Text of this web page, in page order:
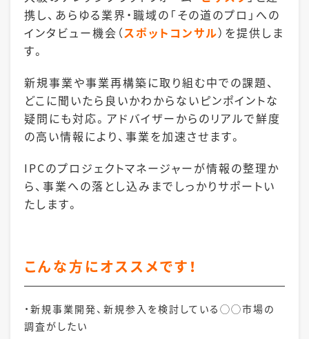
携し、あらゆる業界・職域の「その道のプロ」への
インタビュー機会（スポットコンサル）を提供しま
す。
新規事業や事業再構築に取り組む中での課題、
どこに聞いたら良いかわからないピンポイントな
疑問にも対応。アドバイザーからのリアルで鮮度
の高い情報により、事業を加速させます。
IPCのプロジェクトマネージャーが情報の整理か
ら、事業への落とし込みまでしっかりサポートい
たします。
こんな方にオススメです！
・新規事業開発、新規参入を検討している◯◯市場の
調査がしたい